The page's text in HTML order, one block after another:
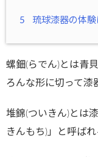
5 琉球漆器の体
螺鈿(らでん)とは青
ろんな形に切って漆
堆錦(ついきん)とは
きんもち)」と呼ばれ